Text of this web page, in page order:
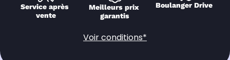
Service après
vente
Meilleurs prix
garantis
Boulanger Drive
Voir conditions*